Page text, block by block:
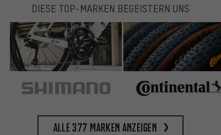
DIESE TOP-MARKEN BEGEISTERN UNS
Alle 377 Marken anzeigen